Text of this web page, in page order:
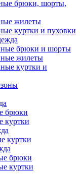
брюки, шорты,
жилеты
куртки и пуховки
брюки и шорты
жилеты
куртки и
брюки
куртки
куртки
брюки
куртки